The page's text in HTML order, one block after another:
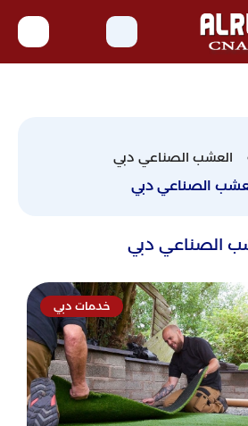
العشب الصناعي دبي
الصناعي دبي
الصناعي دبي
خدمات دبي